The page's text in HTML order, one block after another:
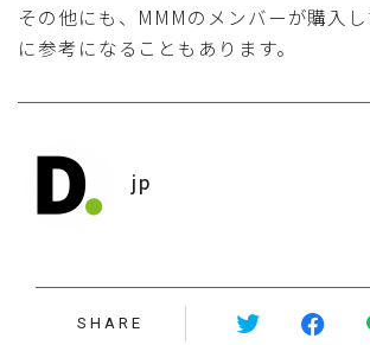
その他にも、MMMのメンバーが購入
に参考になることもあります。
jp
SHARE